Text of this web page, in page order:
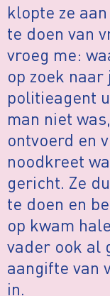
klopte ze
te doen van
vroeg me:
op zoek naar
politieagent
man niet
ontvoerd en
noodkreet
gericht. Ze
te doen en
op kwam
vader ook al
aangifte van
in.